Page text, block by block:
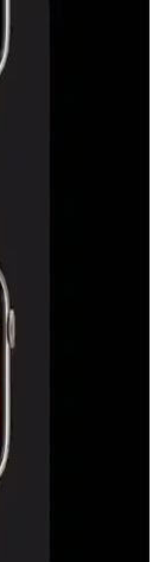
birleştirerek
Ancak teknik,
Süpürge ve
kuru robot
bakımı ve
2 Robot
Tercih
temizlik
gösterir.
bütçe dostu
Araçların